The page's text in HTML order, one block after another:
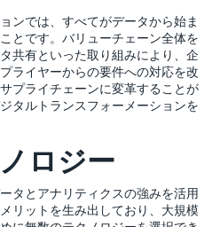
ンでは、すべてがデータから始ま
とです。バリューチェーン全体を
共有といった取り組みにより、企
ライヤーからの要件への対応を改
プライチェーンに変革することが
タルトランスフォーメーションを
ロジー
タとアナリティクスの強みを活用
リットを生み出しており、大規模